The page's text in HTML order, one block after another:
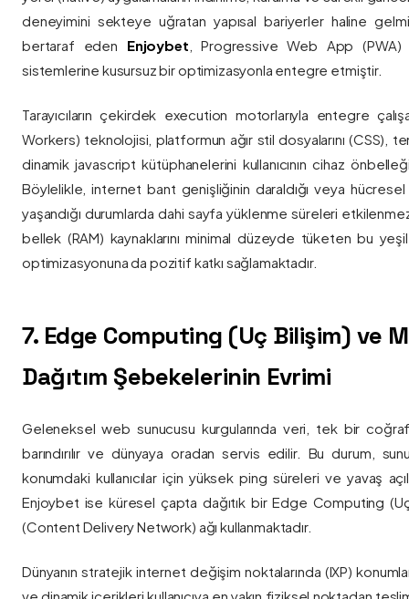
deneyimini sekteye uğratan yapısal bariyerler haline
bertaraf eden Enjoybet , Progressive Web App (PWA)
sistemlerine kusursuz bir optimizasyonla entegre etmiştir.
Tarayıcıların çekirdek execution motorlarıyla entegre
Workers) teknolojisi, platformun ağır stil dosyalarını (CSS),
dinamik javascript kütüphanelerini kullanıcının cihaz
Böylelikle, internet bant genişliğinin daraldığı veya
yaşandığı durumlarda dahi sayfa yüklenme süreleri
bellek (RAM) kaynaklarını minimal düzeyde tüketen bu yeşil
optimizasyonuna da pozitif katkı sağlamaktadır.
7. Edge Computing (Uç Bilişim) ve
Dağıtım Şebekelerinin Evrimi
Geleneksel web sunucusu kurgularında veri, tek bir
barındırılır ve dünyaya oradan servis edilir. Bu durum,
konumdaki kullanıcılar için yüksek ping süreleri ve yavaş
Enjoybet ise küresel çapta dağıtık bir Edge Computing
(Content Delivery Network) ağı kullanmaktadır.
Dünyanın stratejik internet değişim noktalarında (IXP)